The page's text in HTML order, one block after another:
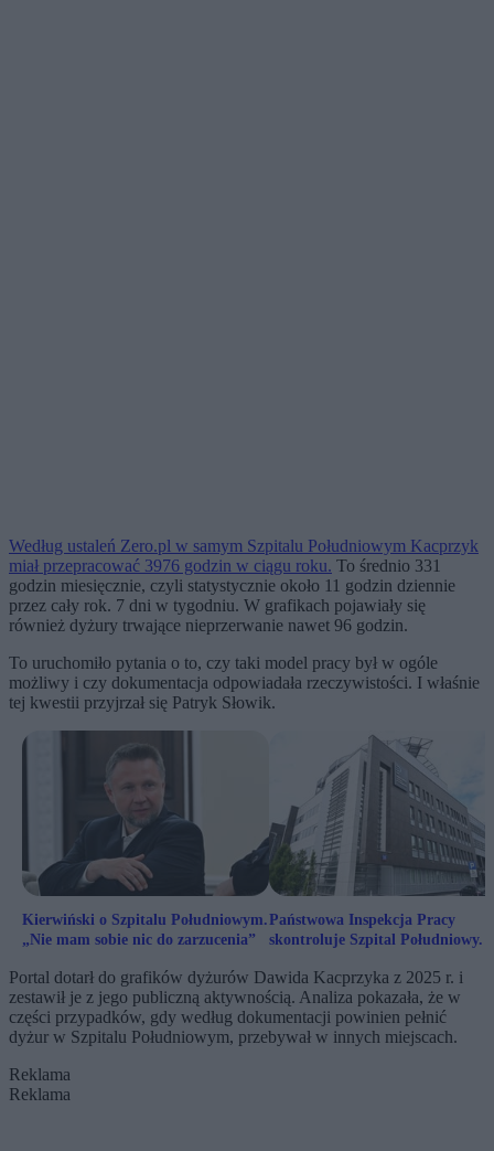
Według ustaleń Zero.pl w samym Szpitalu Południowym Kacprzyk
miał przepracować 3976 godzin w ciągu roku. To średnio 331
godzin miesięcznie, czyli statystycznie około 11 godzin dziennie
przez cały rok. 7 dni w tygodniu. W grafikach pojawiały się
również dyżury trwające nieprzerwanie nawet 96 godzin.
To uruchomiło pytania o to, czy taki model pracy był w ogóle
możliwy i czy dokumentacja odpowiadała rzeczywistości. I właśnie
tej kwestii przyjrzał się Patryk Słowik.
Kierwiński o Szpitalu Południowym.
„Nie mam sobie nic do zarzucenia”
Państwowa Inspekcja Pracy
skontroluje Szpital Południowy.
Portal dotarł do grafików dyżurów Dawida Kacprzyka z 2025 r. i
zestawił je z jego publiczną aktywnością. Analiza pokazała, że w
części przypadków, gdy według dokumentacji powinien pełnić
dyżur w Szpitalu Południowym, przebywał w innych miejscach.
Reklama
Reklama